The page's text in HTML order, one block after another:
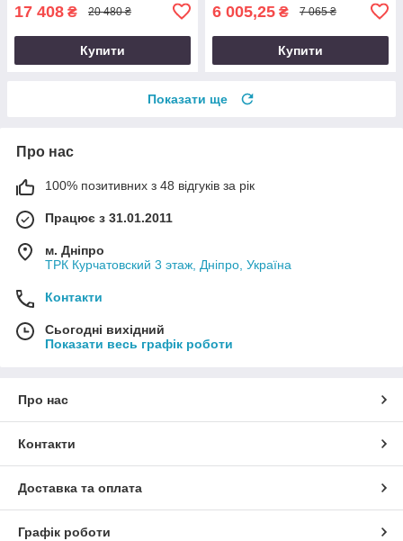
17 408 ₴ 20 480 ₴
Купити
6 005,25 ₴ 7 065 ₴
Купити
Показати ще
Про нас
100% позитивних з 48 відгуків за рік
Працює з 31.01.2011
м. Дніпро
ТРК Курчатовский 3 этаж, Дніпро, Україна
Контакти
Сьогодні вихідний
Показати весь графік роботи
Про нас
Контакти
Доставка та оплата
Графік роботи